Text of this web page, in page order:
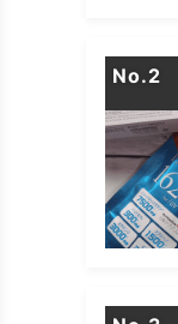
No.